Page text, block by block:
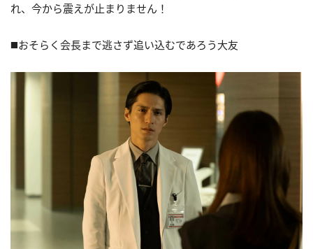
れ、今から震えが止まりません！
◼️おそらく会長まで逃さず追い込むであろう大友